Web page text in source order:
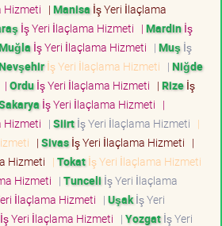
Hizmeti | Manisa İş Yeri İlaçlama
İş Yeri İlaçlama Hizmeti | Mardinİş
İş Yeri İlaçlama Hizmeti | Muş İş
İş Yeri İlaçlama Hizmeti | Niğde
| Orduİş Yeri İlaçlama Hizmeti | Rizeİş
İş Yeri İlaçlama Hizmeti |
Hizmeti | Siirtİş Yeri İlaçlama Hizmeti |
| Sivasİş Yeri İlaçlama Hizmeti |
Hizmeti | Tokatİş Yeri İlaçlama Hizmeti
Hizmeti | Tunceli İş Yeri İlaçlama
İlaçlama Hizmeti | Uşakİş Yeri
Yeri İlaçlama Hizmeti | Yozgatİş Yeri